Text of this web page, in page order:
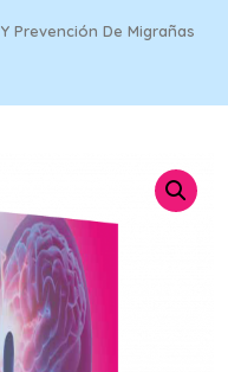
Prevención De Migrañas